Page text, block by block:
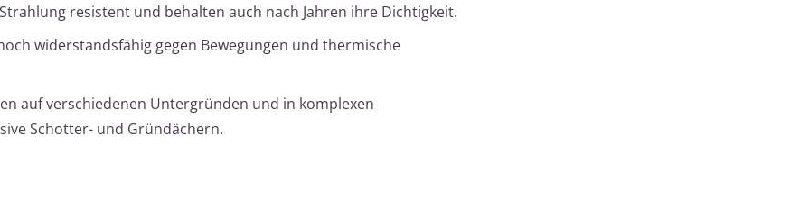
resistent und behalten auch nach Jahren ihre Dichtigkeit.
widerstandsfähig gegen Bewegungen und thermische
auf verschiedenen Untergründen und in komplexen
Schotter- und Gründächern.